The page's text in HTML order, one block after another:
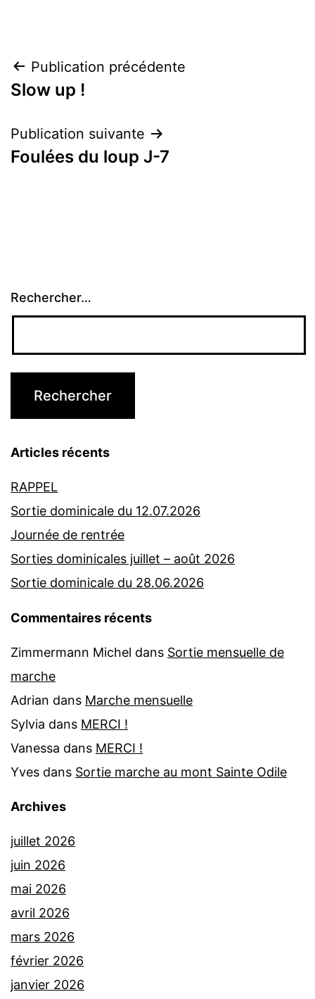
Navigation
de
l’article
Publication précédente
Slow up !
Publication suivante
Foulées du loup J-7
Rechercher…
Articles récents
RAPPEL
Sortie dominicale du 12.07.2026
Journée de rentrée
Sorties dominicales juillet – août 2026
Sortie dominicale du 28.06.2026
Commentaires récents
Zimmermann Michel dans Sortie mensuelle de
marche
Adrian dans Marche mensuelle
Sylvia dans MERCI !
Vanessa dans MERCI !
Yves dans Sortie marche au mont Sainte Odile
Archives
juillet 2026
juin 2026
mai 2026
avril 2026
mars 2026
février 2026
janvier 2026